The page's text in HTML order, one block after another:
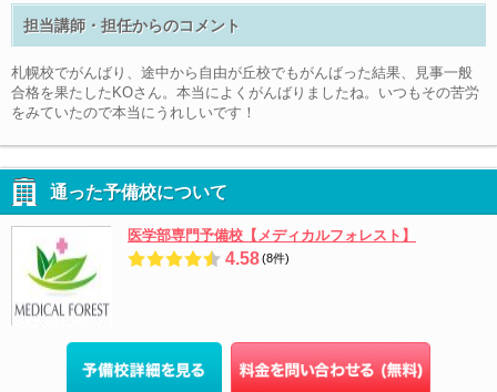
担当講師・担任からのコメント
札幌校でがんばり、途中から自由が丘校でもがんばった結果、見事一般
合格を果たしたKOさん。本当によくがんばりましたね。いつもその苦労
をみていたので本当にうれしいです！
通った予備校について
医学部専門予備校【メディカルフォレスト】
4.58(8件)